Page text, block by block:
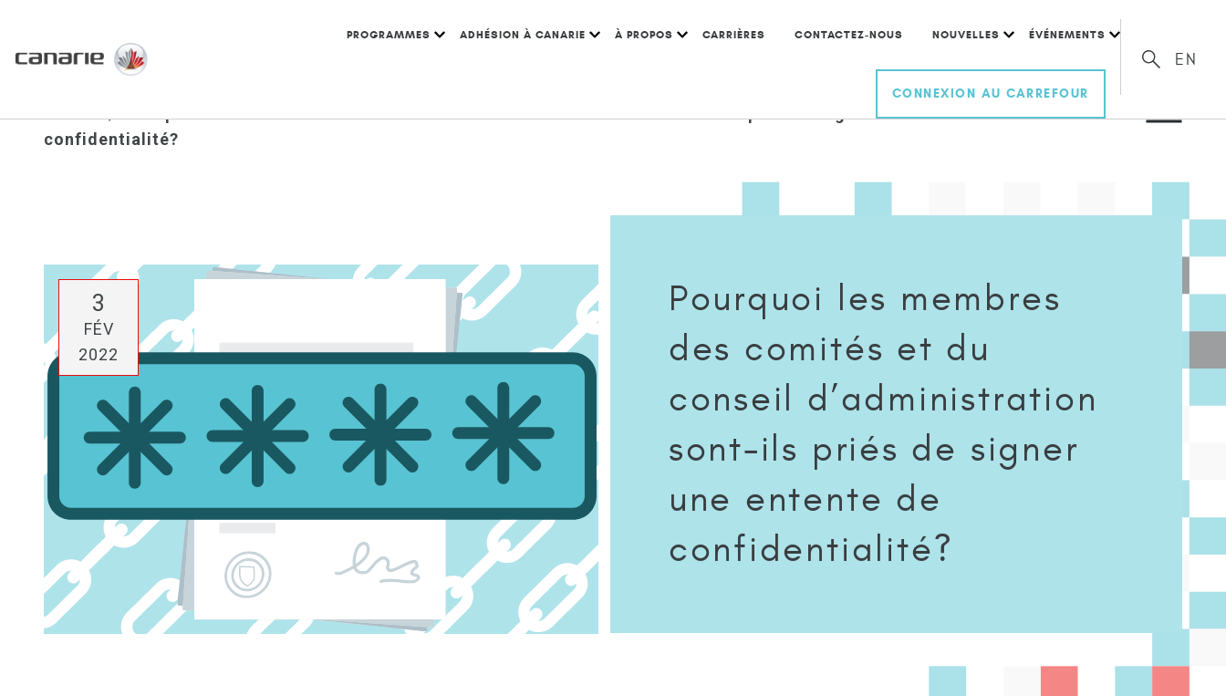
PROGRAMMES ADHÉSION À CANARIE À PROPOS CARRIÈRES CONTACTEZ-NOUS NOUVELLES ÉVÉNEMENTS
CONNEXION AU CARREFOUR
EN
Pourquoi les membres des comités et du conseil d’administration sont-ils priés de signer une entente de
confidentialité?
3
FÉV
2022
Pourquoi les membres
des comités et du
conseil d’administration
sont-ils priés de signer
une entente de
confidentialité?